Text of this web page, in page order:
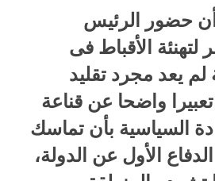
حضور الرئيس
الأقباط فى
لم يعد مجرد تقليد
واضحا عن قناعة
السياسية بأن تماسك
الأول عن الدولة،